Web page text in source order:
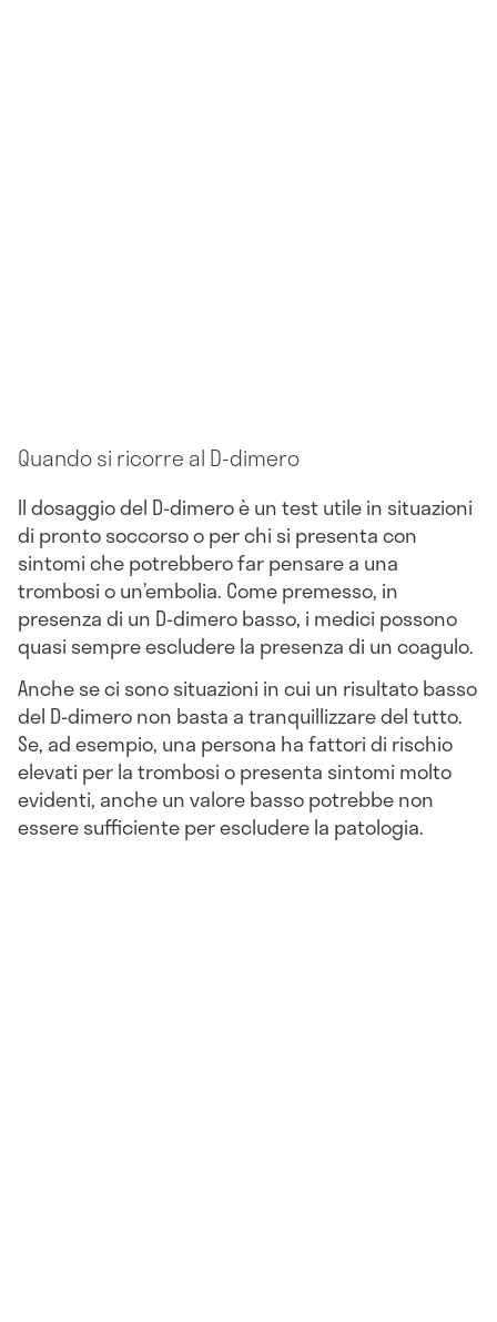
Quando si ricorre al D-dimero
Il dosaggio del D-dimero è un test utile in situazioni
di pronto soccorso o per chi si presenta con
sintomi che potrebbero far pensare a una
trombosi o un’embolia. Come premesso, in
presenza di un D-dimero basso, i medici possono
quasi sempre escludere la presenza di un coagulo.
Anche se ci sono situazioni in cui un risultato basso
del D-dimero non basta a tranquillizzare del tutto.
Se, ad esempio, una persona ha fattori di rischio
elevati per la trombosi o presenta sintomi molto
evidenti, anche un valore basso potrebbe non
essere sufficiente per escludere la patologia.